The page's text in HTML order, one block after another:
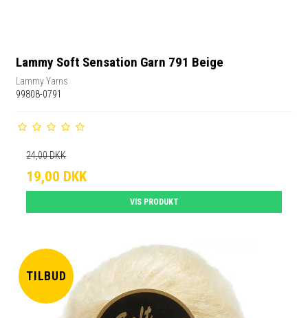
Lammy Soft Sensation Garn 791 Beige
Lammy Yarns
99808-0791
24,00 DKK
19,00 DKK
VIS PRODUKT
TILBUD